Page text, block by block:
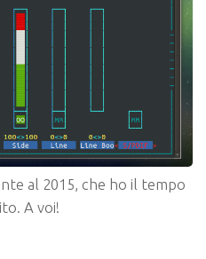
al 2015, che ho il tempo
A voi!